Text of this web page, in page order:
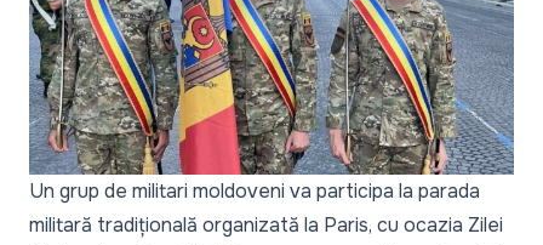
Un grup de militari moldoveni va participa la parada
militară tradițională organizată la Paris, cu ocazia Zilei